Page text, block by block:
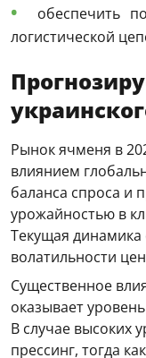
обеспечить
логистической
Рынок ячменя в
влиянием
баланса спроса и
урожайностью в
Текущая динамика
волатильности
Существенное
оказывает
В случае высоких
прессинг, тогда